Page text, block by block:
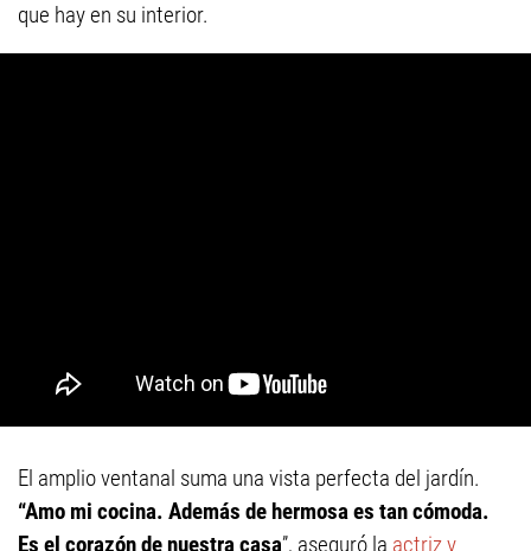
que hay en su interior.
El amplio ventanal suma una vista perfecta del jardín.
“Amo mi cocina. Además de hermosa es tan cómoda.
Es el corazón de nuestra casa”, aseguró la actriz y